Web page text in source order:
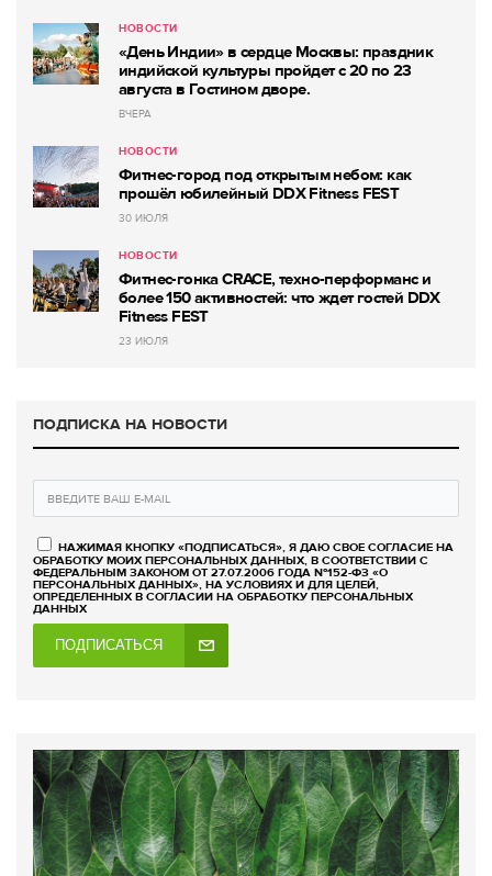
НОВОСТИ
«День Индии» в сердце Москвы: праздник
индийской культуры пройдет с 20 по 23
августа в Гостином дворе.
ВЧЕРА
НОВОСТИ
Фитнес-город под открытым небом: как
прошёл юбилейный DDX Fitness FEST
30 ИЮЛЯ
НОВОСТИ
Фитнес-гонка CRACE, техно-перформанс и
более 150 активностей: что ждет гостей DDX
Fitness FEST
23 ИЮЛЯ
ПОДПИСКА НА НОВОСТИ
НАЖИМАЯ КНОПКУ «ПОДПИСАТЬСЯ», Я ДАЮ СВОЕ СОГЛАСИЕ НА
ОБРАБОТКУ МОИХ ПЕРСОНАЛЬНЫХ ДАННЫХ, В СООТВЕТСТВИИ С
ФЕДЕРАЛЬНЫМ ЗАКОНОМ ОТ 27.07.2006 ГОДА №152-ФЗ «О
ПЕРСОНАЛЬНЫХ ДАННЫХ», НА УСЛОВИЯХ И ДЛЯ ЦЕЛЕЙ,
ОПРЕДЕЛЕННЫХ В СОГЛАСИИ НА ОБРАБОТКУ ПЕРСОНАЛЬНЫХ
ДАННЫХ
ПОДПИСАТЬСЯ